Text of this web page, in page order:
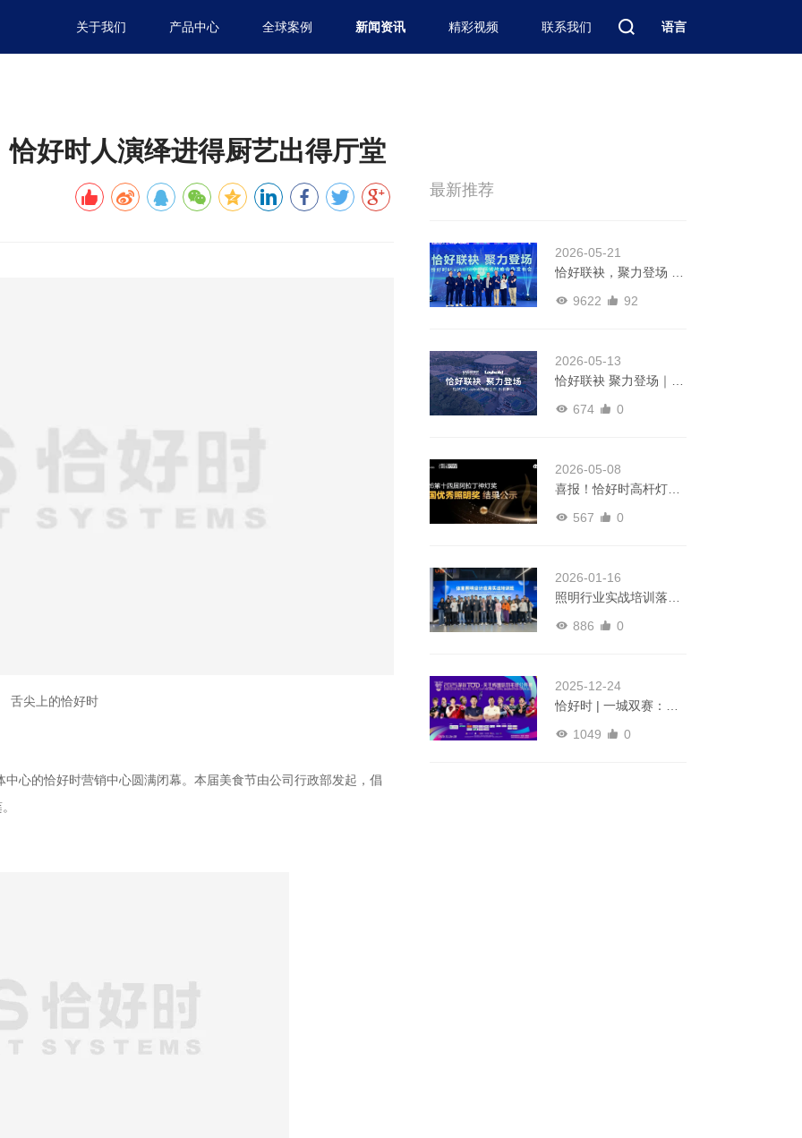
关于我们 产品中心 全球案例 新闻资讯 精彩视频 联系我们 语言
好时人演绎进得厨艺出得厅堂
舌尖上的恰好时
心的恰好时营销中心圆满闭幕。本届美食节由公司行政部发起，倡
最新推荐
2026-05-21
恰好联袂，聚力登场 |
9622 92
2026-05-13
恰好联袂 聚力登场｜恰
674 0
2026-05-08
喜报！恰好时高杆灯荣
567 0
2026-01-16
照明行业实战培训落地
886 0
2025-12-24
恰好时 | 一城双赛：以
1049 0